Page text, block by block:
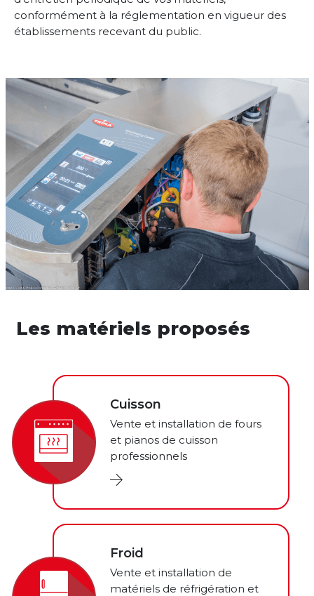
conformément à la réglementation en vigueur des
établissements recevant du public.
Les matériels proposés
Cuisson
Vente et installation de fours
et pianos de cuisson
professionnels
Froid
Vente et installation de
matériels de réfrigération et